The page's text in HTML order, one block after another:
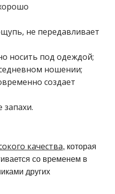
не передавливает
носить под одеждой;
ношении;
создает
запахи.
качества, которая
со временем в
других